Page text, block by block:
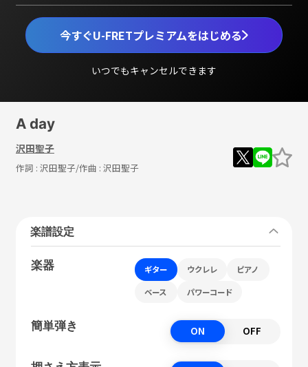
今すぐU-FRETプレミアムをはじめる
いつでもキャンセルできます
A day
沢田聖子
作詞 : 沢田聖子/作曲 : 沢田聖子
楽譜設定
楽器 ギター ウクレレ ピアノ
ベース パワーコード
簡単弾き ON OFF